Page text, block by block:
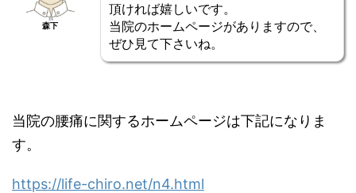
森下
頂ければ嬉しいです。
当院のホームページがありますので、
ぜひ見て下さいね。
当院の腰痛に関するホームページは下記になりま
す。
https://life-chiro.net/n4.html